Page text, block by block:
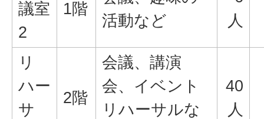
議室
2
1階
活動など
人
リ
ハー
サ
2階
会議、講演
会、イベント
リハーサルな
40
人